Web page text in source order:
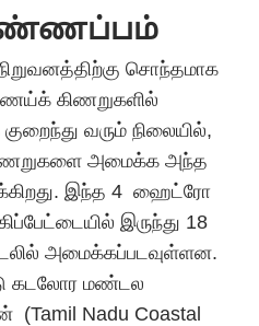
சொந்தமாக
கிணறுகளில்
வரும் நிலையில்,
அமைக்க அந்த
இந்த 4 ஹைட்ரோ
இருந்து 18
அமைக்கப்படவுள்ளன.
கடலோர மண்டல
Nadu Coastal